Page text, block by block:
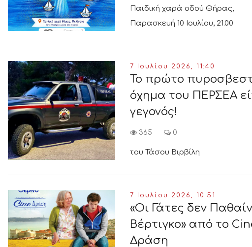
Παιδική χαρά οδού Θήρας,
Παρασκευή 10 Ιουλίου, 21.00
7 Ιουλίου 2026, 11:40
Το πρώτο
όχημα του ΠΕΡΣΕΑ
γεγονός!
365 0
του Τάσου Βιρβίλη
7 Ιουλίου 2026, 10:51
«Οι Γάτες δεν
Βέρτιγκο» από το
Δράση